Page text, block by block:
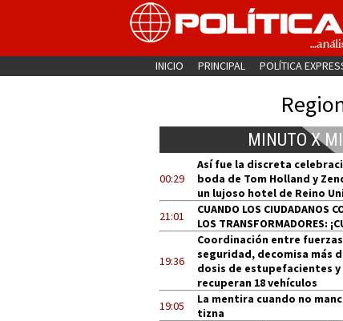
INICIO PRINCIPAL POLÍTICA
MINUTO X
00:29
Así fue la discreta
boda de Tom Holland y
un lujoso hotel de Reino
21:01
CUANDO LOS CIUDADANOS
LOS TRANSFORMADORES:
19:36
Coordinación entre
seguridad, decomisa más
dosis de estupefacientes y
recuperan 18 vehículos
19:05
La mentira cuando no
tizna